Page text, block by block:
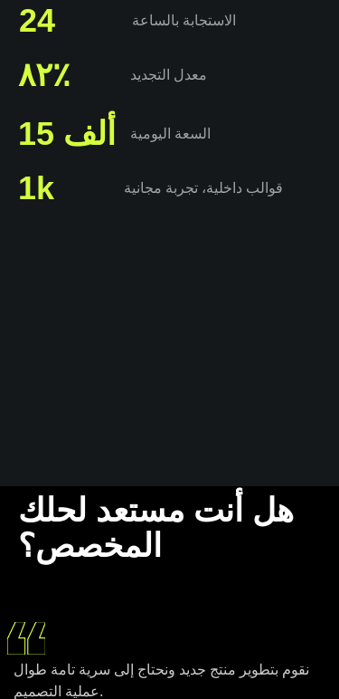
شهادة
EN71
ت
الأصلية
السعة اليومية
24 الاستجابة بالساعة
٨٢٪ معدل التجديد
1k قوالب داخلية، تجربة مجانية
15 ألف
هل أنت مستعد لحلك
المخصص؟
نقوم بتطوير منتج جديد ونحتاج إلى سرية تامة طوال
عملية التصميم.